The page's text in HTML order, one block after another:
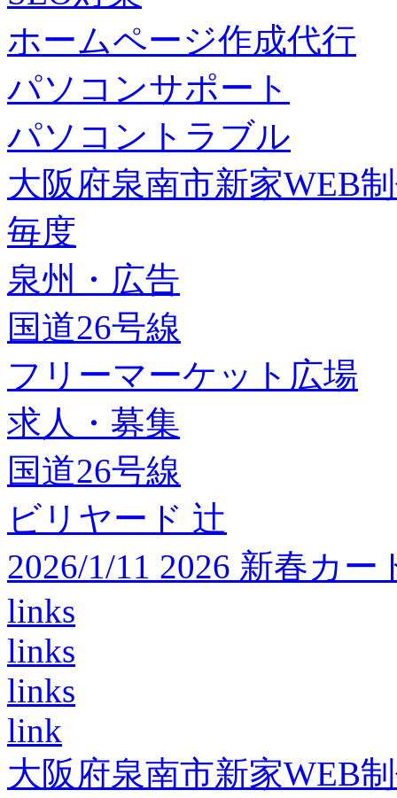
ホームページ作成代行
パソコンサポート
パソコントラブル
大阪府泉南市新家WEB
毎度
泉州・広告
国道26号線
フリーマーケット広場
求人・募集
国道26号線
ビリヤード 辻
2026/1/11 2026 新春カ
links
links
links
link
大阪府泉南市新家WEB